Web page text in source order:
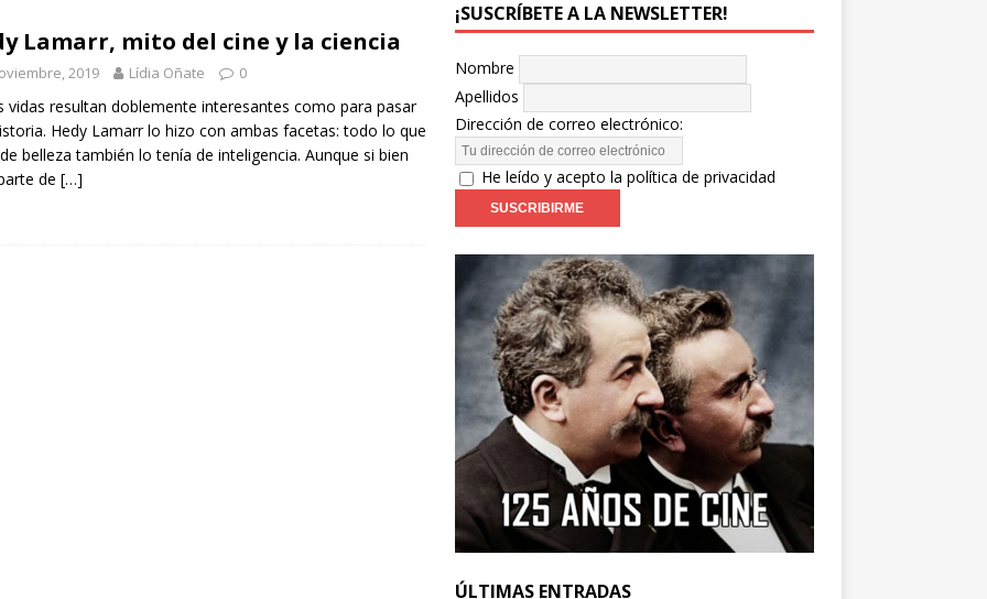
absurda ligera y fresca para empezar con buen pie
WAGNER: “Con las series, estamos hablando de una forma de
día 4. ‘Los hiperbóreos’ y ‘Kinds of Kindness’ FESTIVALES
Lamarr, mito del cine y la ciencia
2019 Lídia Oñate 0
vidas resultan doblemente interesantes como para pasar
Hedy Lamarr lo hizo con ambas facetas: todo lo que
belleza también lo tenía de inteligencia. Aunque si bien
de […]
¡SUSCRÍBETE A LA NEWSLETTER!
Nombre
Apellidos
Dirección de correo electrónico:
He leído y acepto la política de privacidad
ÚLTIMAS ENTRADAS